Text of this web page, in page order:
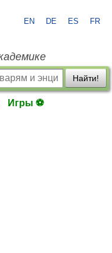
EN DE ES FR
Найти!
Игры ⚽